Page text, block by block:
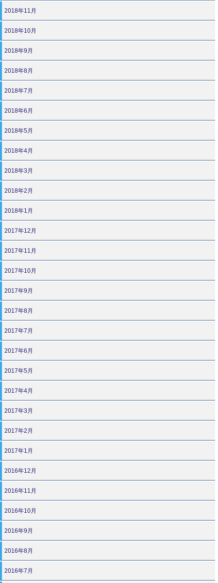
2018年11月
2018年10月
2018年9月
2018年8月
2018年7月
2018年6月
2018年5月
2018年4月
2018年3月
2018年2月
2018年1月
2017年12月
2017年11月
2017年10月
2017年9月
2017年8月
2017年7月
2017年6月
2017年5月
2017年4月
2017年3月
2017年2月
2017年1月
2016年12月
2016年11月
2016年10月
2016年9月
2016年8月
2016年7月